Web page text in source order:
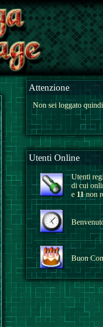
Attenzione
Non sei loggato
Utenti Online
Utenti
di cui
e 11non
Buon